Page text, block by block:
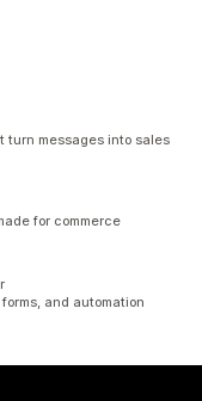
turn messages into sales
for commerce
and automation